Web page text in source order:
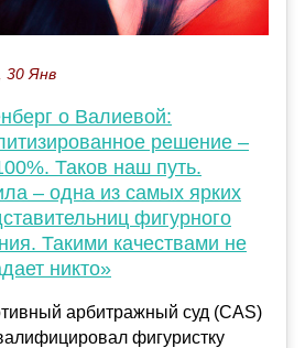
30 Янв
о Валиевой:
решение –
Таков наш путь.
– одна из самых ярких
фигурного
Такими качествами не
никто»
арбитражный суд (CAS)
фигуристку